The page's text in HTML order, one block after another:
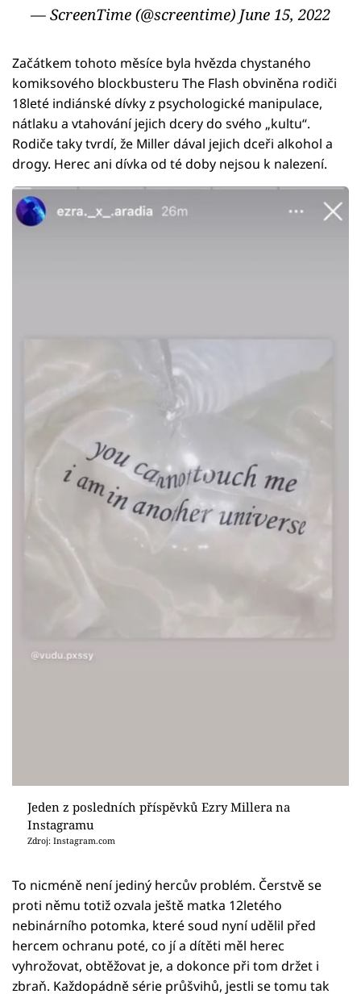
— ScreenTime (@screentime) June 15, 2022
Začátkem tohoto měsíce byla hvězda chystaného
komiksového blockbusteru The Flash obviněna rodiči
18leté indiánské dívky z psychologické manipulace,
nátlaku a vtahování jejich dcery do svého „kultu“.
Rodiče taky tvrdí, že Miller dával jejich dceři alkohol a
drogy. Herec ani dívka od té doby nejsou k nalezení.
Jeden z posledních příspěvků Ezry Millera na
Instagramu
Zdroj: Instagram.com
To nicméně není jediný hercův problém. Čerstvě se
proti němu totiž ozvala ještě matka 12letého
nebinárního potomka, které soud nyní udělil před
hercem ochranu poté, co jí a dítěti měl herec
vyhrožovat, obtěžovat je, a dokonce při tom držet i
zbraň. Každopádně série průšvihů, jestli se tomu tak